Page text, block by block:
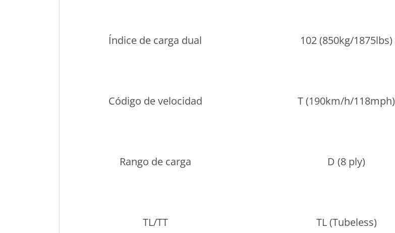
Índice de carga dual 102 (850kg/1875lbs)
Código de velocidad T (190km/h/118mph)
Rango de carga D (8 ply)
TL/TT TL (Tubeless)